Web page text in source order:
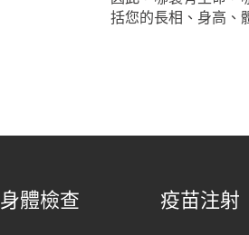
括您的長相、身高、
身體檢查 疫苗注射